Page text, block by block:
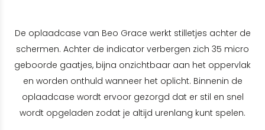
De oplaadcase van Beo Grace werkt stilletjes achter de
schermen. Achter de indicator verbergen zich 35 micro
geboorde gaatjes, bijna onzichtbaar aan het oppervlak
en worden onthuld wanneer het oplicht. Binnenin de
oplaadcase wordt ervoor gezorgd dat er stil en snel
wordt opgeladen zodat je altijd urenlang kunt spelen.